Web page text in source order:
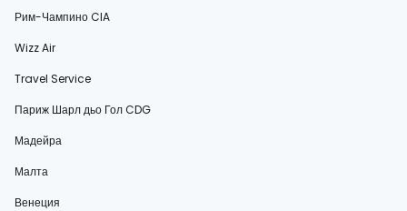
Рим-Чампино CIA
Wizz Air
Travel Service
Париж Шарл дьо Гол CDG
Мадейра
Малта
Венеция